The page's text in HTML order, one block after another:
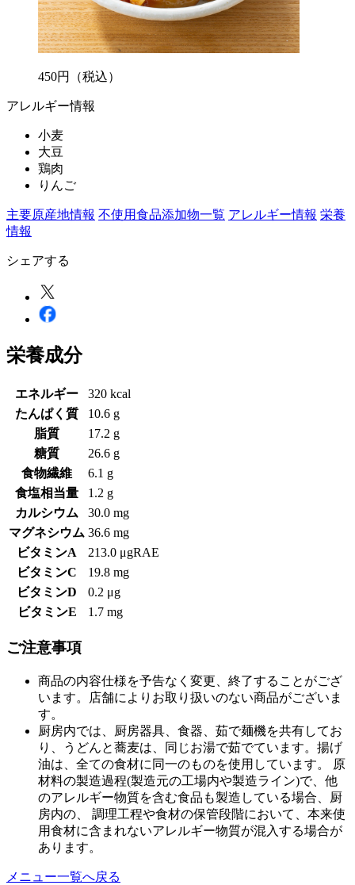
450円 （税込）
アレルギー情報
小麦
大豆
鶏肉
りんご
主要原産地情報 不使用食品添加物一覧 アレルギー情報 栄養
情報
シェアする
栄養成分
エネルギー
320 kcal
たんぱく質
10.6 g
脂質
17.2 g
糖質
26.6 g
食物繊維
6.1 g
食塩相当量
1.2 g
カルシウム
30.0 mg
マグネシウム 36.6 mg
ビタミンA
213.0 μgRAE
ビタミンC
19.8 mg
ビタミンD
0.2 μg
ビタミンE
1.7 mg
ご注意事項
商品の内容仕様を予告なく変更、終了することがござ
います。店舗によりお取り扱いのない商品がございま
す。
厨房内では、厨房器具、食器、茹で麺機を共有してお
り、うどんと蕎麦は、同じお湯で茹でています。揚げ
油は、全ての食材に同一のものを使用しています。 原
材料の製造過程(製造元の工場内や製造ライン)で、他
のアレルギー物質を含む食品も製造している場合、厨
房内の、 調理工程や食材の保管段階において、本来使
用食材に含まれないアレルギー物質が混入する場合が
あります。
メニュー一覧へ戻る